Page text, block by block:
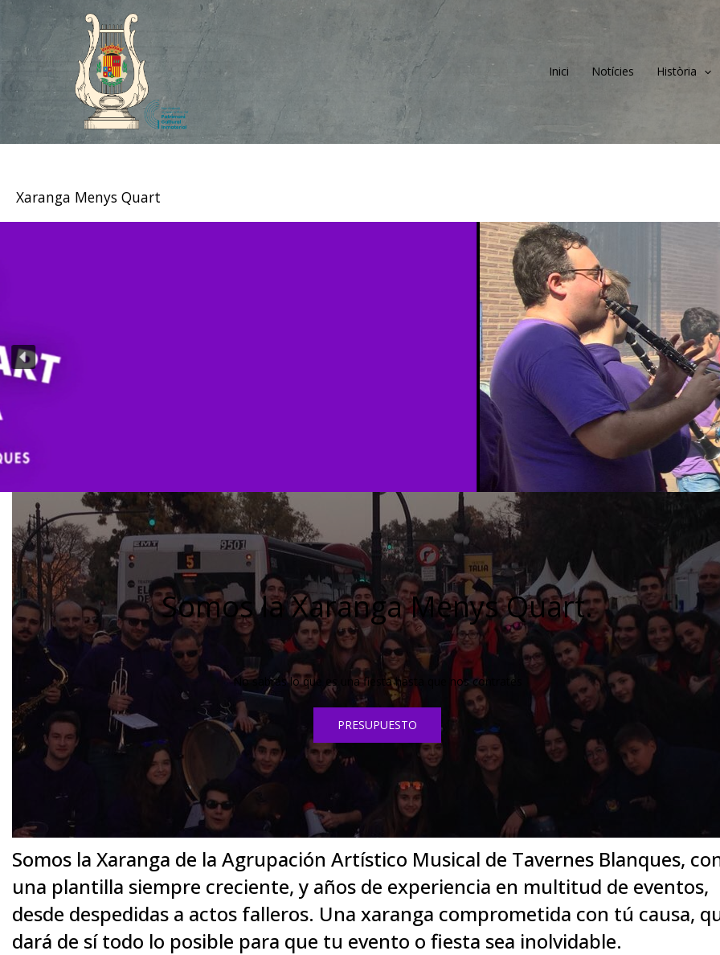
Inici Notícies Història
Xaranga Menys Quart
Somos la Xaranga Menys Quart.
No sabrás lo que es una fiesta hasta que nos contrates
PRESUPUESTO
Somos la Xaranga de la Agrupación Artístico Musical de Tavernes Blanques,
una plantilla siempre creciente, y años de experiencia en multitud de eventos,
desde despedidas a actos falleros. Una xaranga comprometida con tú causa,
dará de sí todo lo posible para que tu evento o fiesta sea inolvidable.